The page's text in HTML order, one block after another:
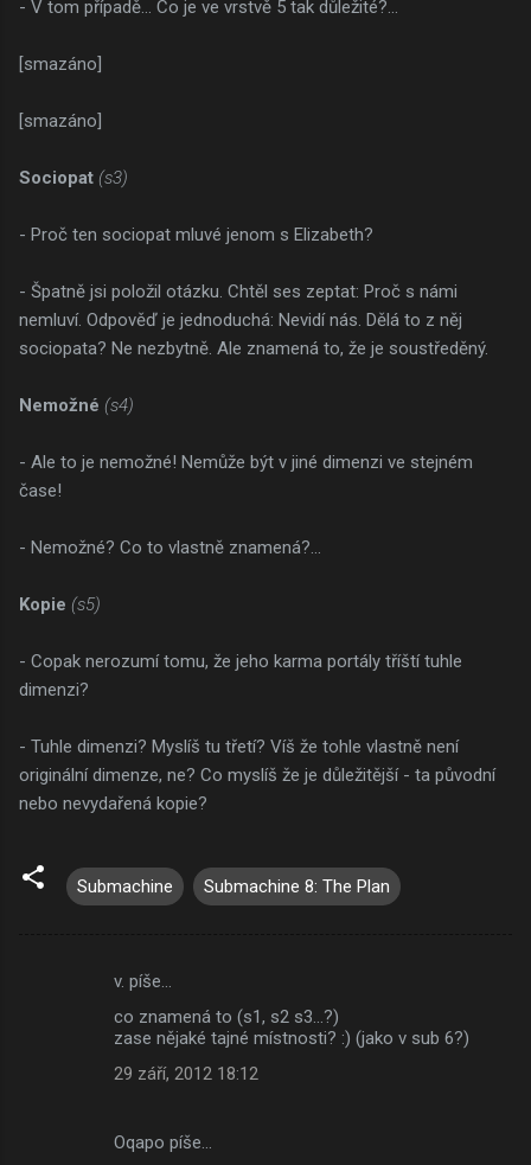
- V tom případě... Co je ve vrstvě 5 tak důležité?...
[smazáno]
[smazáno]
Sociopat (s3)
- Proč ten sociopat mluvé jenom s Elizabeth?
- Špatně jsi položil otázku. Chtěl ses zeptat: Proč s námi
nemluví. Odpověď je jednoduchá: Nevidí nás. Dělá to z něj
sociopata? Ne nezbytně. Ale znamená to, že je soustředěný.
Nemožné (s4)
- Ale to je nemožné! Nemůže být v jiné dimenzi ve stejném
čase!
- Nemožné? Co to vlastně znamená?...
Kopie (s5)
- Copak nerozumí tomu, že jeho karma portály tříští tuhle
dimenzi?
- Tuhle dimenzi? Myslíš tu třetí? Víš že tohle vlastně není
originální dimenze, ne? Co myslíš že je důležitější - ta původní
nebo nevydařená kopie?
Submachine Submachine 8: The Plan
v. píše…
co znamená to (s1, s2 s3...?)
zase nějaké tajné místnosti? :) (jako v sub 6?)
29 září, 2012 18:12
Oqapo píše…